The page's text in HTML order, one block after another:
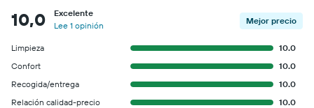
10,0
Excelente
Lee 1 opinión
Mejor precio
Limpieza
10.0
Confort
10.0
Recogida/entrega
10.0
Relación calidad-precio
10.0